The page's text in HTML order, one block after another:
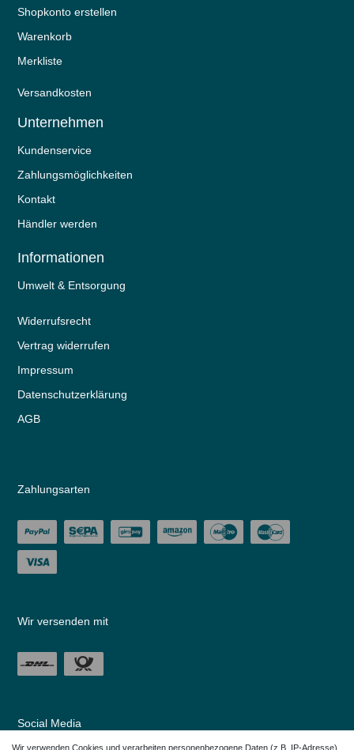
Shopkonto erstellen
Warenkorb
Merkliste
Versandkosten
Unternehmen
Kundenservice
Zahlungsmöglichkeiten
Kontakt
Händler werden
Informationen
Umwelt & Entsorgung
Widerrufs­recht
Vertrag widerrufen
Impressum
Daten­schutz­erklärung
AGB
Zahlungsarten
Wir versenden mit
Social Media
Wir verwenden Cookies und verarbeiten personenbezogene Daten (z.B. IP-Adresse),